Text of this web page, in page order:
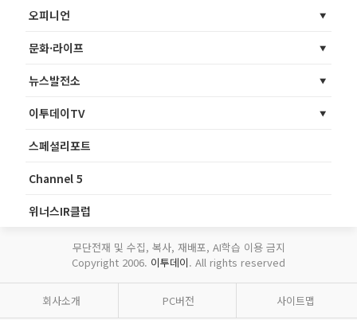
오피니언
문화·라이프
뉴스발전소
이투데이TV
스페셜리포트
Channel 5
위너스IR클럽
무단전재 및 수집, 복사, 재배포, AI학습 이용 금지
Copyright 2006. 이투데이. All rights reserved
회사소개 PC버전 사이트맵